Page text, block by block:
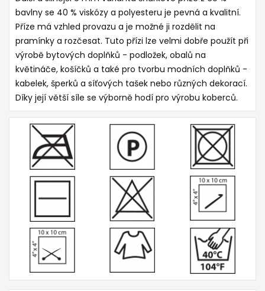
bavlny se 40 % viskózy a polyesteru je pevná a kvalitní.
Příze má vzhled provazu a je možné ji rozdělit na
pramínky a rozčesat. Tuto přízi lze velmi dobře použít při
výrobě bytových doplňků - podložek, obalů na
květináče, košíčků a také pro tvorbu modních doplňků -
kabelek, šperků a síťových tašek nebo různých dekorací.
Díky její větší síle se výborně hodí pro výrobu koberců.